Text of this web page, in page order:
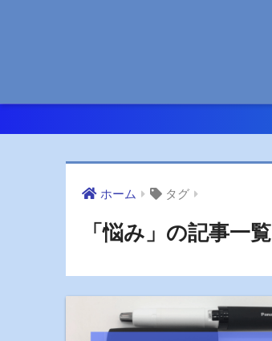
ホーム タグ
「悩み」の記事一覧